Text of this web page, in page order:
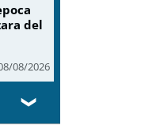
del
08/2026
❯